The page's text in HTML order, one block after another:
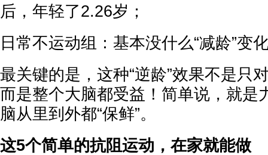
后，年轻了2.26岁；
日常不运动组：基本没什么“减龄”变
最关键的是，这种“逆龄”效果不是只
而是整个大脑都受益！简单说，就是
脑从里到外都“保鲜”。
这5个简单的抗阻运动，在家就能做